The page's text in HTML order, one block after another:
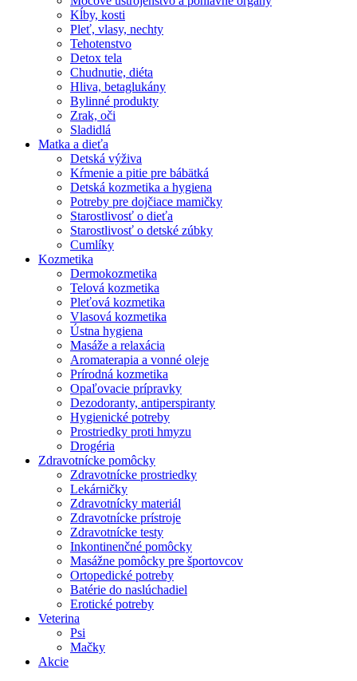
Kĺby, kosti
Pleť, vlasy, nechty
Tehotenstvo
Detox tela
Chudnutie, diéta
Hliva, betaglukány
Bylinné produkty
Zrak, oči
Sladidlá
Matka a dieťa
Detská výživa
Kŕmenie a pitie pre bábätká
Detská kozmetika a hygiena
Potreby pre dojčiace mamičky
Starostlivosť o dieťa
Starostlivosť o detské zúbky
Cumlíky
Kozmetika
Dermokozmetika
Telová kozmetika
Pleťová kozmetika
Vlasová kozmetika
Ústna hygiena
Masáže a relaxácia
Aromaterapia a vonné oleje
Prírodná kozmetika
Opaľovacie prípravky
Dezodoranty, antiperspiranty
Hygienické potreby
Prostriedky proti hmyzu
Drogéria
Zdravotnícke pomôcky
Zdravotnícke prostriedky
Lekárničky
Zdravotnícky materiál
Zdravotnícke prístroje
Zdravotnícke testy
Inkontinenčné pomôcky
Masážne pomôcky pre športovcov
Ortopedické potreby
Batérie do naslúchadiel
Erotické potreby
Veterina
Psi
Mačky
Akcie